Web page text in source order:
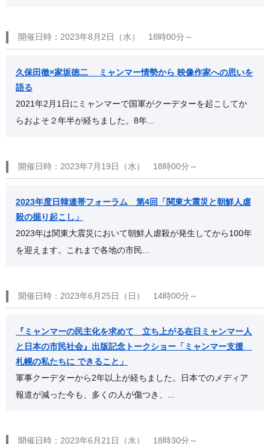
開催日時：2023年8月2日（水） 18時00分～
久保田徹×家坂徳二 ミャンマー情勢から 映像作家への思いを
語る
2021年2月1日にミャンマーで国軍がクーデターを起こしてか
らおよそ２年半が経ちました。8年...
開催日時：2023年7月19日（水） 18時00分～
2023年度日韓連帯フォーラム 第4回「関東大震災と朝鮮人虐
殺の掘り起こし」
2023年は関東大震災において朝鮮人虐殺が発生してから100年
を迎えます。これまで各地の市民...
開催日時：2023年6月25日（日） 14時00分～
『ミャンマーの民主化を求めて 立ち上がる在日ミャンマー人
と日本の市民社会』出版記念トークショー「ミャンマー支援
札幌の私たちに できること」
軍事クーデターから2年以上が経ちました。日本でのメディア
報道が減った今も、多くの人が傷つき、...
開催日時：2023年6月21日（水） 18時30分～